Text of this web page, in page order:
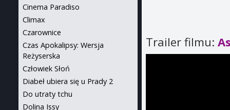
Trailer filmu:
Cinema Paradiso
Climax
Czarownice
Czas Apokalipsy: Wersja
Reżyserska
Człowiek Słoń
Diabeł ubiera się u Prady 2
Do utraty tchu
Dolina Issy